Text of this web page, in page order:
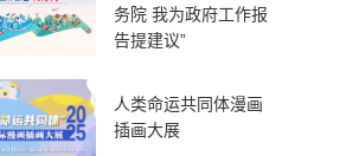
务院 我为政府工作报
告提建议”
人类命运共同体漫画
插画大展